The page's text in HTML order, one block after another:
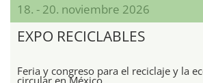
18. - 20. noviembre 2026
EXPO RECICLABLES
Feria y congreso para el reciclaje y la
circular en México